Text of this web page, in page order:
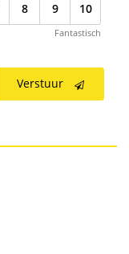
8 9 10
Fantastisch
Verstuur